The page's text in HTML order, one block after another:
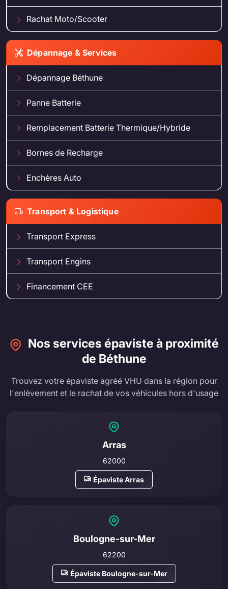
Rachat Moto/Scooter
Dépannage & Services
Dépannage Béthune
Panne Batterie
Remplacement Batterie Thermique/Hybride
Bornes de Recharge
Enchères Auto
Transport & Logistique
Transport Express
Transport Engins
Financement CEE
Nos services épaviste à proximité
de Béthune
Trouvez votre épaviste agréé VHU dans la région pour
l'enlèvement et le rachat de vos véhicules hors d'usage
Arras
62000
Épaviste Arras
Boulogne-sur-Mer
62200
Épaviste Boulogne-sur-Mer